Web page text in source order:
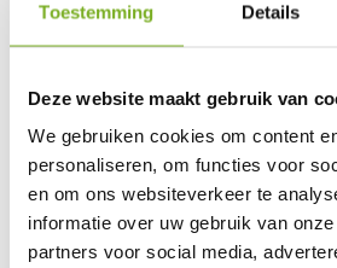
Toestemming Details
Deze website maakt gebruik van
We gebruiken cookies om content
personaliseren, om functies voor
en om ons websiteverkeer te
informatie over uw gebruik van
partners voor social media,